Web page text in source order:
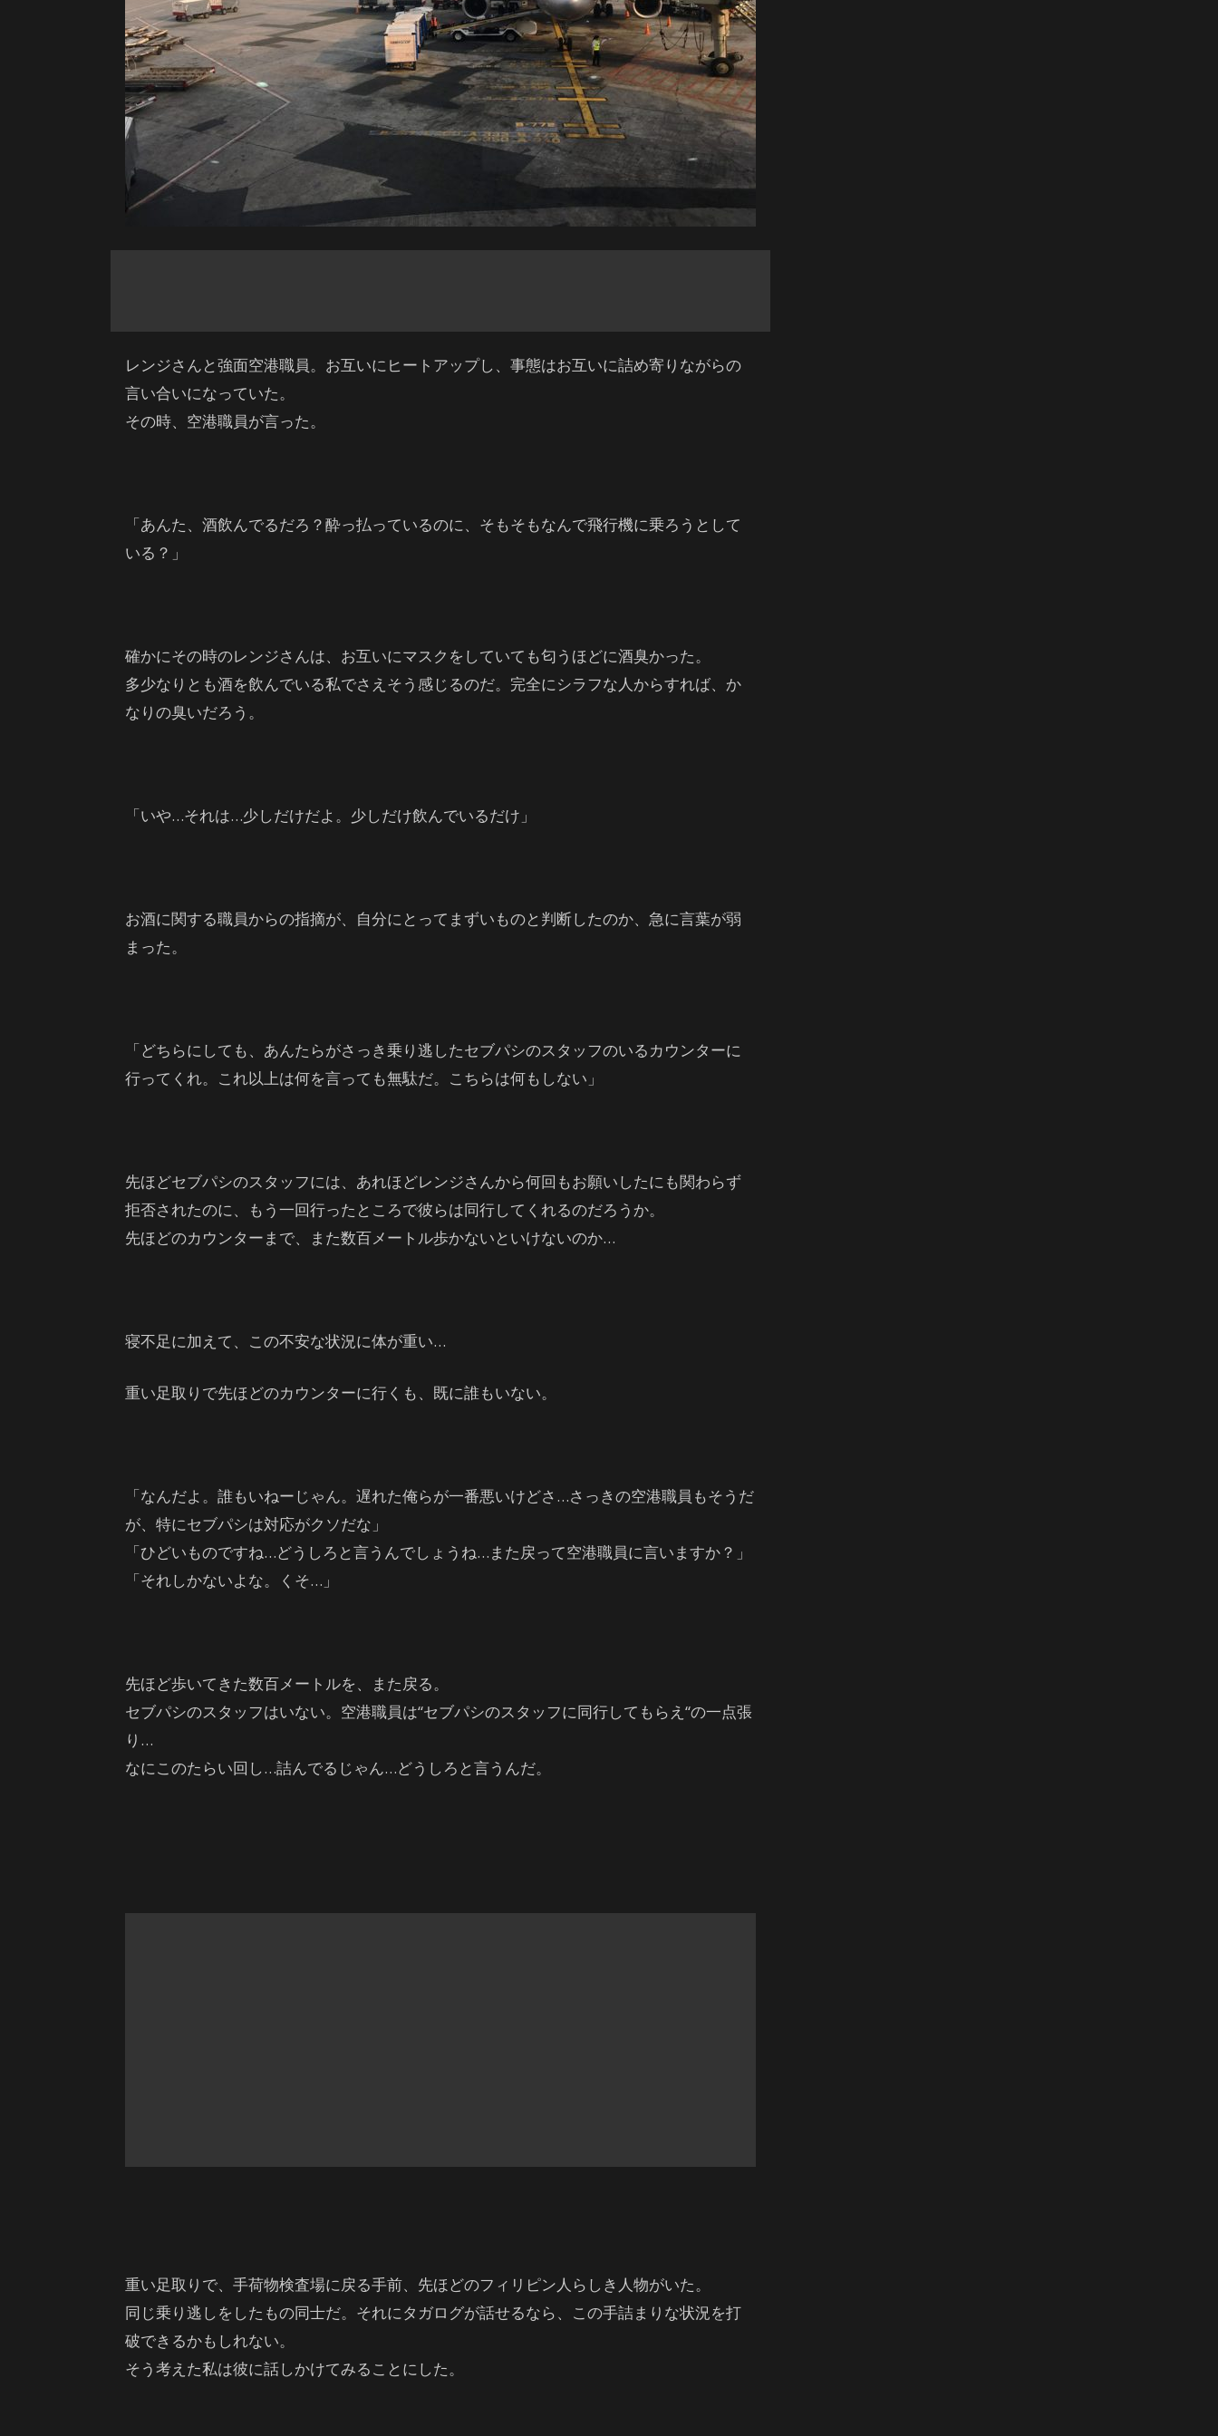
レンジさんと強面空港職員。お互いにヒートアップし、事態はお互いに詰め寄りながらの
言い合いになっていた。
その時、空港職員が言った。
「あんた、酒飲んでるだろ？酔っ払っているのに、そもそもなんで飛行機に乗ろうとして
いる？」
確かにその時のレンジさんは、お互いにマスクをしていても匂うほどに酒臭かった。
多少なりとも酒を飲んでいる私でさえそう感じるのだ。完全にシラフな人からすれば、か
なりの臭いだろう。
「いや…それは…少しだけだよ。少しだけ飲んでいるだけ」
お酒に関する職員からの指摘が、自分にとってまずいものと判断したのか、急に言葉が弱
まった。
「どちらにしても、あんたらがさっき乗り逃したセブパシのスタッフのいるカウンターに
行ってくれ。これ以上は何を言っても無駄だ。こちらは何もしない」
先ほどセブパシのスタッフには、あれほどレンジさんから何回もお願いしたにも関わらず
拒否されたのに、もう一回行ったところで彼らは同行してくれるのだろうか。
先ほどのカウンターまで、また数百メートル歩かないといけないのか…
寝不足に加えて、この不安な状況に体が重い…
重い足取りで先ほどのカウンターに行くも、既に誰もいない。
「なんだよ。誰もいねーじゃん。遅れた俺らが一番悪いけどさ…さっきの空港職員もそうだ
が、特にセブパシは対応がクソだな」
「ひどいものですね…どうしろと言うんでしょうね…また戻って空港職員に言いますか？」
「それしかないよな。くそ…」
先ほど歩いてきた数百メートルを、また戻る。
セブパシのスタッフはいない。空港職員は“セブパシのスタッフに同行してもらえ“の一点張
り…
なにこのたらい回し…詰んでるじゃん…どうしろと言うんだ。
重い足取りで、手荷物検査場に戻る手前、先ほどのフィリピン人らしき人物がいた。
同じ乗り逃しをしたもの同士だ。それにタガログが話せるなら、この手詰まりな状況を打
破できるかもしれない。
そう考えた私は彼に話しかけてみることにした。